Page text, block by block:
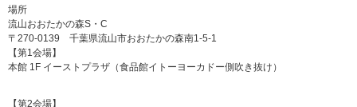
場所
流山おおたかの森S・C
〒270-0139 千葉県流山市おおたかの森南1-5-1
【第1会場】
本館 1F イーストプラザ（食品館イトーヨーカドー側吹き抜け）
【第2会場】